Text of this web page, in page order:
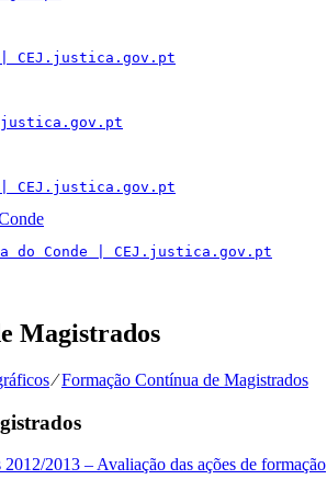
| CEJ.justica.gov.pt
| CEJ.justica.gov.pt
do Conde | CEJ.justica.gov.pt
Magistrados
⁄Formação Contínua de Magistrados
2013 – Avaliação das ações de formação